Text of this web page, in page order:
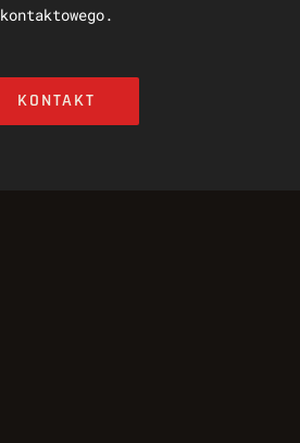
kontaktowego.
KONTAKT